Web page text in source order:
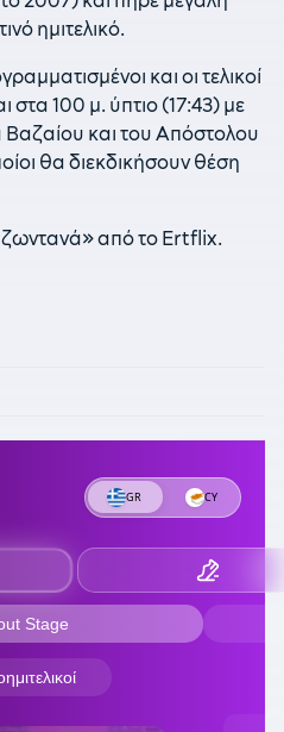
ημιτελικό.
και οι τελικοί
στα 100 μ. ύπτιο (17:43) με
και του Απόστολου
θα διεκδικήσουν θέση
από το Ertflix.